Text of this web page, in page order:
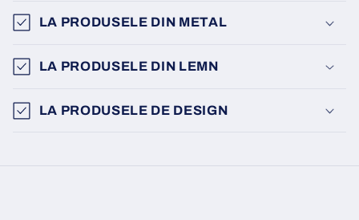
LA PRODUSELE DIN METAL
LA PRODUSELE DIN LEMN
LA PRODUSELE DE DESIGN